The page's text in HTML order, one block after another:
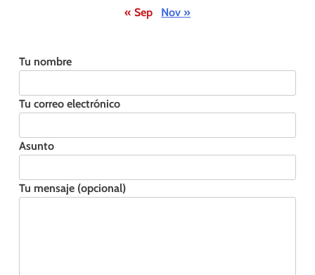
« Sep Nov »
Tu nombre
Tu correo electrónico
Asunto
Tu mensaje (opcional)